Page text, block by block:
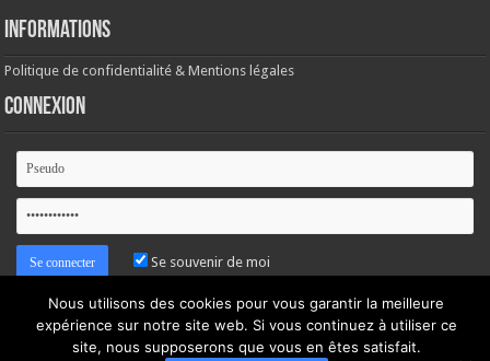
Informations
Politique de confidentialité & Mentions légales
Connexion
Se souvenir de moi
Mot de passe oublié ?
Nous utilisons des cookies pour vous garantir la meilleure
expérience sur notre site web. Si vous continuez à utiliser ce
site, nous supposerons que vous en êtes satisfait.